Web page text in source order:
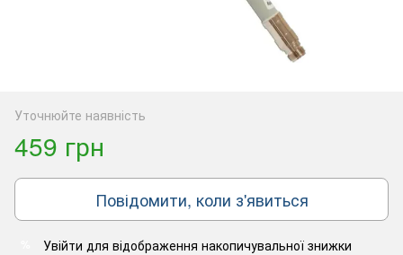
Уточнюйте наявність
459 грн
Повідомити, коли з'явиться
Увійти для відображення накопичувальної знижки